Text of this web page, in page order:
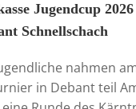
Jugendcup
Schnellschach
nahmen
in Debant teil